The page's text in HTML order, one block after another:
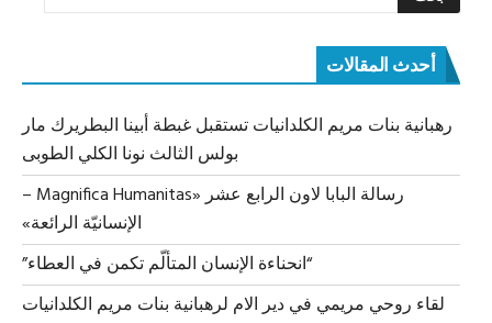
أحدث المقالات
رهبانية بنات مريم الكلدانيات تستقبل غبطة أبينا البطريرك مار
بولس الثالث نونا الكلي الطوبى
رسالة البابا لاون الرابع عشر «Magnifica Humanitas –
الإنسانيّة الرائعة»
“انحناءة الإنسان المتألّم تكمن في العطاء”
لقاء روحي مريمي في دير الام لرهبانية بنات مريم الكلدانيات